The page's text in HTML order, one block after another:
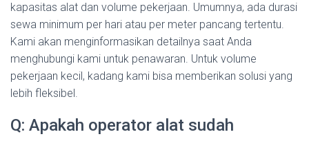
kapasitas alat dan volume pekerjaan. Umumnya, ada durasi
sewa minimum per hari atau per meter pancang tertentu.
Kami akan menginformasikan detailnya saat Anda
menghubungi kami untuk penawaran. Untuk volume
pekerjaan kecil, kadang kami bisa memberikan solusi yang
lebih fleksibel.
Q: Apakah operator alat sudah